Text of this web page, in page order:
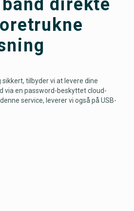
direkte
tilbyder vi at levere dine
via en password-beskyttet cloud-
service, leverer vi også på USB-